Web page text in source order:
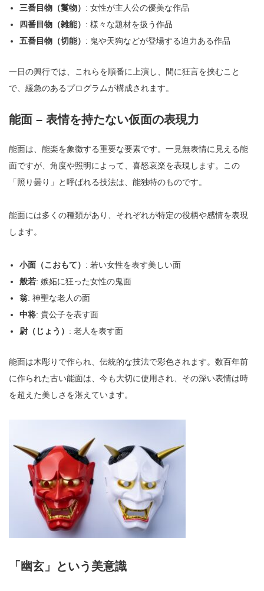
三番目物（鬘物） : 女性が主人公の優美な作品
四番目物（雑能） : 様々な題材を扱う作品
五番目物（切能） : 鬼や天狗などが登場する迫力ある作品
一日の興行では、これらを順番に上演し、間に狂言を挟むこと
で、緩急のあるプログラムが構成されます。
能面 – 表情を持たない仮面の表現力
能面は、能楽を象徴する重要な要素です。一見無表情に見える能
面ですが、角度や照明によって、喜怒哀楽を表現します。この
「照り曇り」と呼ばれる技法は、能独特のものです。
能面には多くの種類があり、それぞれが特定の役柄や感情を表現
します。
小面（こおもて） : 若い女性を表す美しい面
般若: 嫉妬に狂った女性の鬼面
翁: 神聖な老人の面
中将: 貴公子を表す面
尉（じょう） : 老人を表す面
能面は木彫りで作られ、伝統的な技法で彩色されます。数百年前
に作られた古い能面は、今も大切に使用され、その深い表情は時
を超えた美しさを湛えています。
「幽玄」という美意識